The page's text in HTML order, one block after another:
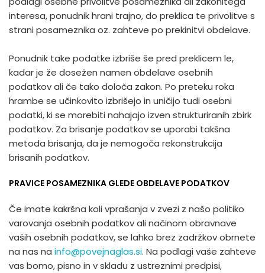
interesa, ponudnik hrani trajno, do preklica te privolitve s
strani posameznika oz. zahteve po prekinitvi obdelave.
Ponudnik take podatke izbriše še pred preklicem le,
kadar je že dosežen namen obdelave osebnih
podatkov ali če tako določa zakon. Po preteku roka
hrambe se učinkovito izbrišejo in uničijo tudi osebni
podatki, ki se morebiti nahajajo izven strukturiranih zbirk
podatkov. Za brisanje podatkov se uporabi takšna
metoda brisanja, da je nemogoča rekonstrukcija
brisanih podatkov.
PRAVICE POSAMEZNIKA GLEDE OBDELAVE PODATKOV
Če imate kakršna koli vprašanja v zvezi z našo politiko
varovanja osebnih podatkov ali načinom obravnave
vaših osebnih podatkov, se lahko brez zadržkov obrnete
na nas na info@povejnaglas.si. Na podlagi vaše zahteve
vas bomo, pisno in v skladu z ustreznimi predpisi,